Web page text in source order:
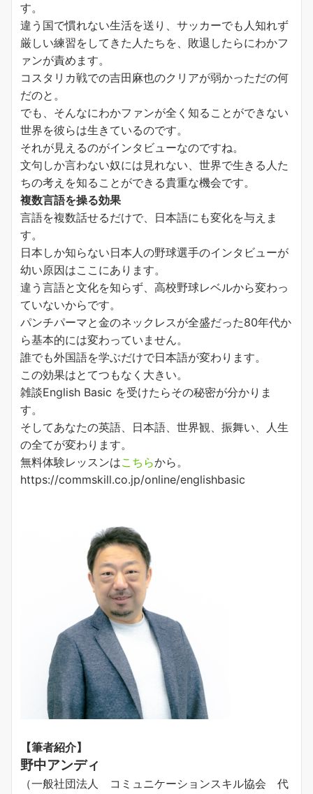
す。
違う国で慣れない生活を送り、サッカーでも人知れず
厳しい練習をしてきた人たちを、敗退したらにわかフ
ァンが責めます。
コスタリカ戦での吉田麻也のクリアが弱かっただの何
だのと。
でも、そんなにわかファンが全く知ることができない
世界を彼らは生きているのです。
それが見えるのがインタビューなのですね。
文句しか言わない奴には見れない、世界で生きる人た
ちの考えを知ることができる貴重な機会です。
複数言語を操る効果
言語を複数話せるだけで、日本語にも変化を与えま
す。
日本しか知らない日本人の野球選手のインタビューが
幼い原因はここにあります。
違う言語と文化を知らず、高校野球レベルから変わっ
ていないからです。
パンチパーマと金のネックレスが全盛だった80年代か
ら基本的には変わっていません。
誰でも外国語を学ぶだけで日本語が変わります。
この効果はとてつもなく大きい。
雑談English Basic を受けたらその秘密が分かりま
す。
そしてあなたの英語、日本語、世界観、振舞い、人生
の全てが変わります。
無料体験レッスンはこちらから。
https://commskill.co.jp/online/englishbasic
【筆者紹介】
野中アンディ
（一般社団法人 コミュニケーションスキル協会 代